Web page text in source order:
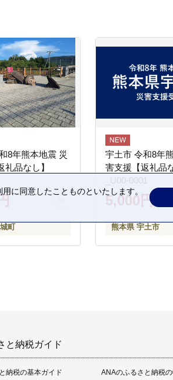
8年熊本地震 災
礼品なし】
町
宇土市 令和8年
害支援【返礼品
_U00-0001
5,000円
熊本県 宇土市
と納税ガイド
納税の基本ガイド ANAのふるさと納税
に同意したことものといたします。